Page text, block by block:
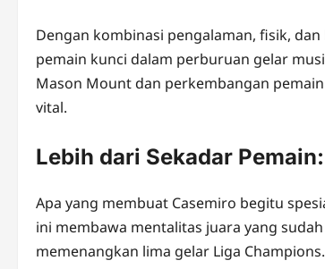
Dengan kombinasi pengalaman, fisik,
pemain kunci dalam perburuan gelar
Mason Mount dan perkembangan
vital.
Lebih dari Sekadar
Apa yang membuat Casemiro begitu
ini membawa mentalitas juara yang
memenangkan lima gelar Liga